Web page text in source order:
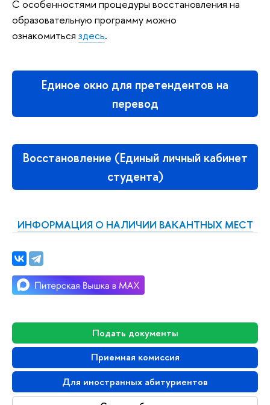
Подать документы
Приемная комиссия
Для иностранных абитуриентов
С особенностями процедуры восстановления на
образовательную программу можно
ознакомиться здесь.
Единое окно для претендентов на
перевод
Восстановление (Единый личный кабинет
студента)
ИНФОРМАЦИЯ О НАЛИЧИИ ВАКАНТНЫХ МЕСТ